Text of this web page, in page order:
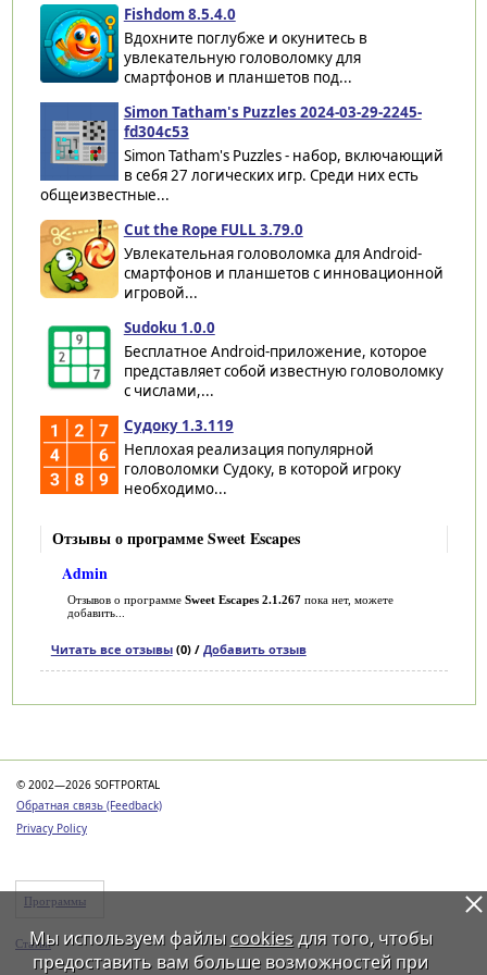
Fishdom 8.5.4.0
Вдохните поглубже и окунитесь в
увлекательную головоломку для
смартфонов и планшетов под...
Simon Tatham's Puzzles 2024-03-29-2245-
fd304c53
Simon Tatham's Puzzles - набор, включающий
в себя 27 логических игр. Среди них есть
общеизвестные...
Cut the Rope FULL 3.79.0
Увлекательная головоломка для Android-
смартфонов и планшетов с инновационной
игровой...
Sudoku 1.0.0
Бесплатное Android-приложение, которое
представляет собой известную головоломку
с числами,...
Судоку 1.3.119
Неплохая реализация популярной
головоломки Судоку, в которой игроку
необходимо...
Отзывы о программе Sweet Escapes
Admin
Отзывов о программе Sweet Escapes 2.1.267пока нет, можете
добавить...
Читать все отзывы(0) / Добавить отзыв
© 2002—2026 SOFTPORTAL
Обратная связь (Feedback)
Privacy Policy
Программы
Статьи
Мы используем файлы cookiesдля того, чтобы
предоставить вам больше возможностей при